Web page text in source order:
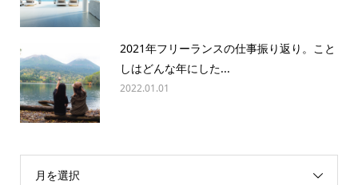
2021年フリーランスの仕事振り返り。こと
しはどんな年にした...
2022.01.01
月を選択